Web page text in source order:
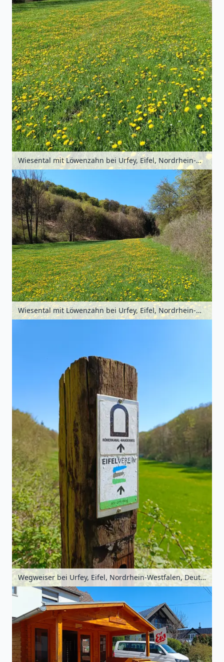
Wiesental mit Löwenzahn bei Urfey, Eifel, Nordrhein-Westfalen, Deutschland
Wiesental mit Löwenzahn bei Urfey, Eifel, Nordrhein-Westfalen, Deutschland
Wegweiser bei Urfey, Eifel, Nordrhein-Westfalen, Deutschland